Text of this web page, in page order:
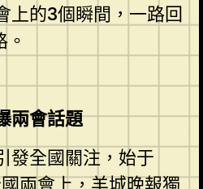
上的3個瞬間，一路回
兩會話題
發全國關注，始于